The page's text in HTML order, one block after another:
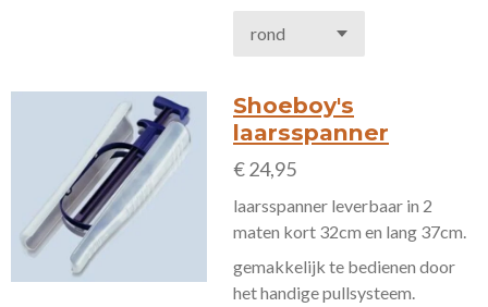
Shoeboy's
laarsspanner
€ 24,95
laarsspanner leverbaar in 2
maten kort 32cm en lang 37cm.
gemakkelijk te bedienen door
het handige pullsysteem.